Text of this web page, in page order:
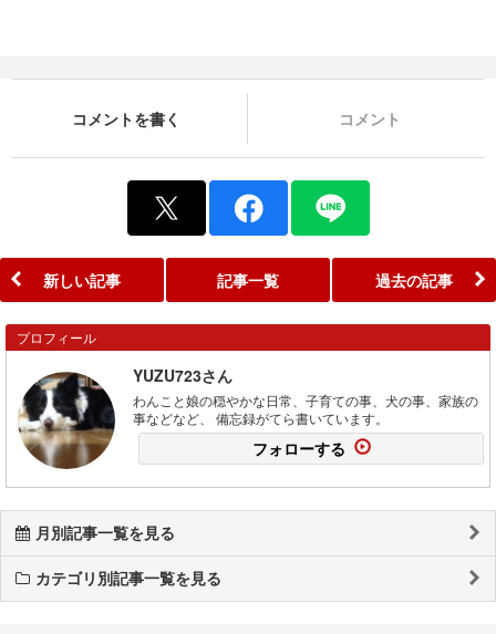
コメントを書く コメント
新しい記事 記事一覧 過去の記事
プロフィール
YUZU723さん
わんこと娘の穏やかな日常、子育ての事、犬の事、家族の
事などなど、 備忘録がてら書いています。
フォローする
月別記事一覧を見る
カテゴリ別記事一覧を見る